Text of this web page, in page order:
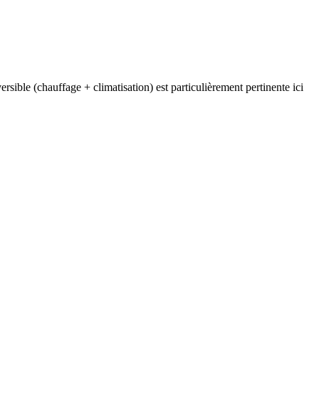
(chauffage + climatisation) est particulièrement pertinente ici